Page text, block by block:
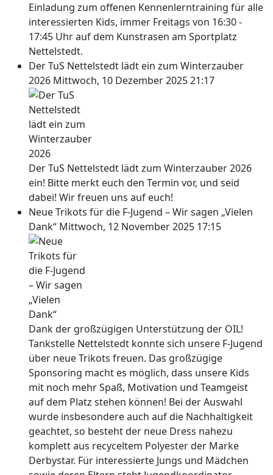
Einladung zum offenen Kennenlerntraining für alle
interessierten Kids, immer Freitags von 16:30 -
17:45 Uhr auf dem Kunstrasen am Sportplatz
Nettelstedt.
Der TuS Nettelstedt lädt ein zum Winterzauber
2026 Mittwoch, 10 Dezember 2025 21:17
Der TuS Nettelstedt lädt zum Winterzauber 2026
ein! Bitte merkt euch den Termin vor, und seid
dabei! Wir freuen uns auf euch!
Neue Trikots für die F-Jugend – Wir sagen „Vielen
Dank“ Mittwoch, 12 November 2025 17:15
Dank der großzügigen Unterstützung der OIL!
Tankstelle Nettelstedt konnte sich unsere F-Jugend
über neue Trikots freuen. Das großzügige
Sponsoring macht es möglich, dass unsere Kids
mit noch mehr Spaß, Motivation und Teamgeist
auf dem Platz stehen können! Bei der Auswahl
wurde insbesondere auch auf die Nachhaltigkeit
geachtet, so besteht der neue Dress nahezu
komplett aus recyceltem Polyester der Marke
Derbystar. Für interessierte Jungs und Mädchen